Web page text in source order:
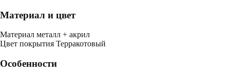
Материал и цвет
Mатериал металл + акрил
Цвет покрытия Терракотовый
Особенности